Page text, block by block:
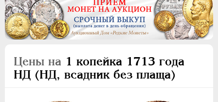
Цены на 1 копейка 1713 года
НД (НД, всадник без плаща)
ПEТР I 1699 - 1725
Серебро
Медь